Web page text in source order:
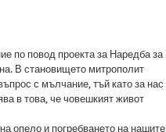
по повод проекта за Наредба за
В становището митрополит
с мълчание, тъй като за нас
в това, че човешкият живот
опело и погребването на нашите